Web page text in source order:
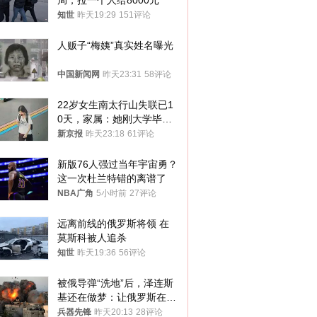
知世 昨天19:29 151评论
人贩子“梅姨”真实姓名曝光
中国新闻网 昨天23:31 58评论
22岁女生南太行山失联已1
0天，家属：她刚大学毕业
想到山里旅行
新京报 昨天23:18 61评论
新版76人强过当年宇宙勇？
这一次杜兰特错的离谱了
NBA广角 5小时前 27评论
远离前线的俄罗斯将领 在
莫斯科被人追杀
知世 昨天19:36 56评论
被俄导弹“洗地”后，泽连斯
基还在做梦：让俄罗斯在冬
季前求和？
兵器先锋 昨天20:13 28评论